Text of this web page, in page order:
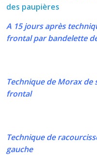
des paupières
A 15 jours après
frontal par bandelette
Technique de Morax de
frontal
Technique de
gauche